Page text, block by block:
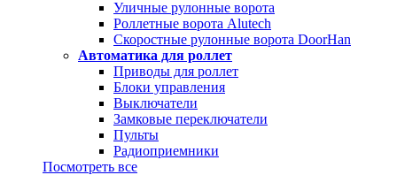
Уличные рулонные ворота
Роллетные ворота Alutech
Скоростные рулонные ворота DoorHan
Автоматика для роллет
Приводы для роллет
Блоки управления
Выключатели
Замковые переключатели
Пульты
Радиоприемники
Посмотреть все